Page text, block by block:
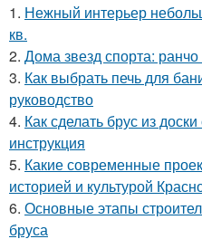
1. Нежный интерьер
кв.
2. Дома звезд спорта:
3. Как выбрать печь для
руководство
4. Как сделать брус из
инструкция
5. Какие современные
историей и культурой
6. Основные этапы
бруса